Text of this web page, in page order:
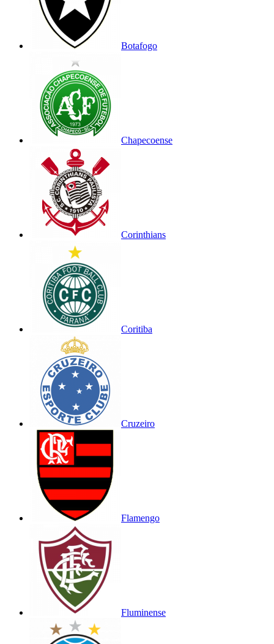
Botafogo
Chapecoense
Corinthians
Coritiba
Cruzeiro
Flamengo
Fluminense